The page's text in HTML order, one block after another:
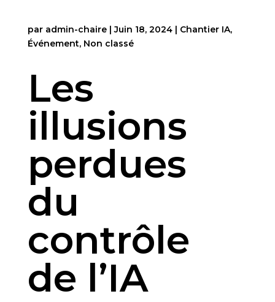
par admin-chaire|Juin 18, 2024| Chantier IA,
Événement, Non classé
Les
illusions
perdues
du
contrôle
de l’IA